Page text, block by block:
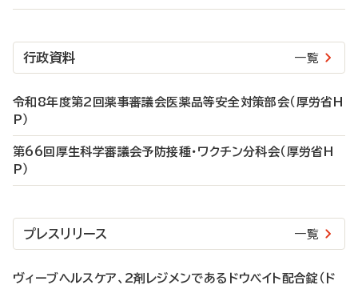
行政資料 一覧
令和8年度第2回薬事審議会医薬品等安全対策部会（厚労省H
P）
第66回厚生科学審議会予防接種・ワクチン分科会（厚労省H
P）
プレスリリース 一覧
ヴィーブヘルスケア、2剤レジメンであるドウベイト配合錠（ド